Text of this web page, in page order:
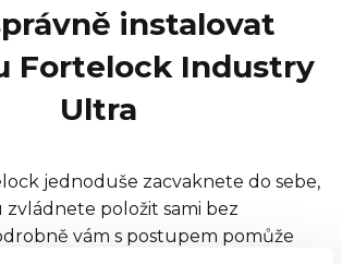
instalovat
Fortelock Industry
Ultra
jednoduše zacvaknete do sebe,
položit sami bez
vám s postupem pomůže